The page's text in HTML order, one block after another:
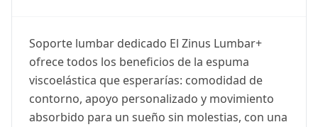
Soporte lumbar dedicado El Zinus Lumbar+
ofrece todos los beneficios de la espuma
viscoelástica que esperarías: comodidad de
contorno, apoyo personalizado y movimiento
absorbido para un sueño sin molestias, con una